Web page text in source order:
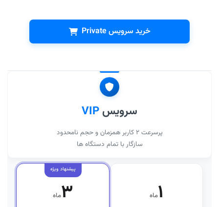
خرید سرویس Private
سرویس VIP
پرسرعت ۲ کاربر همزمان و حجم نامحدود
سازگار با تمام دستگاه ها
۱ماه ۳ماه